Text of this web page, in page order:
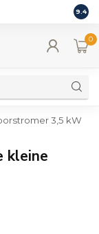
9.4
0
3,5 kW
kleine